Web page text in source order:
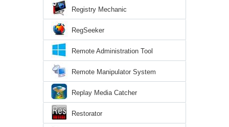
Registry Mechanic
RegSeeker
Remote Administration Tool
Remote Manipulator System
Replay Media Catcher
Restorator